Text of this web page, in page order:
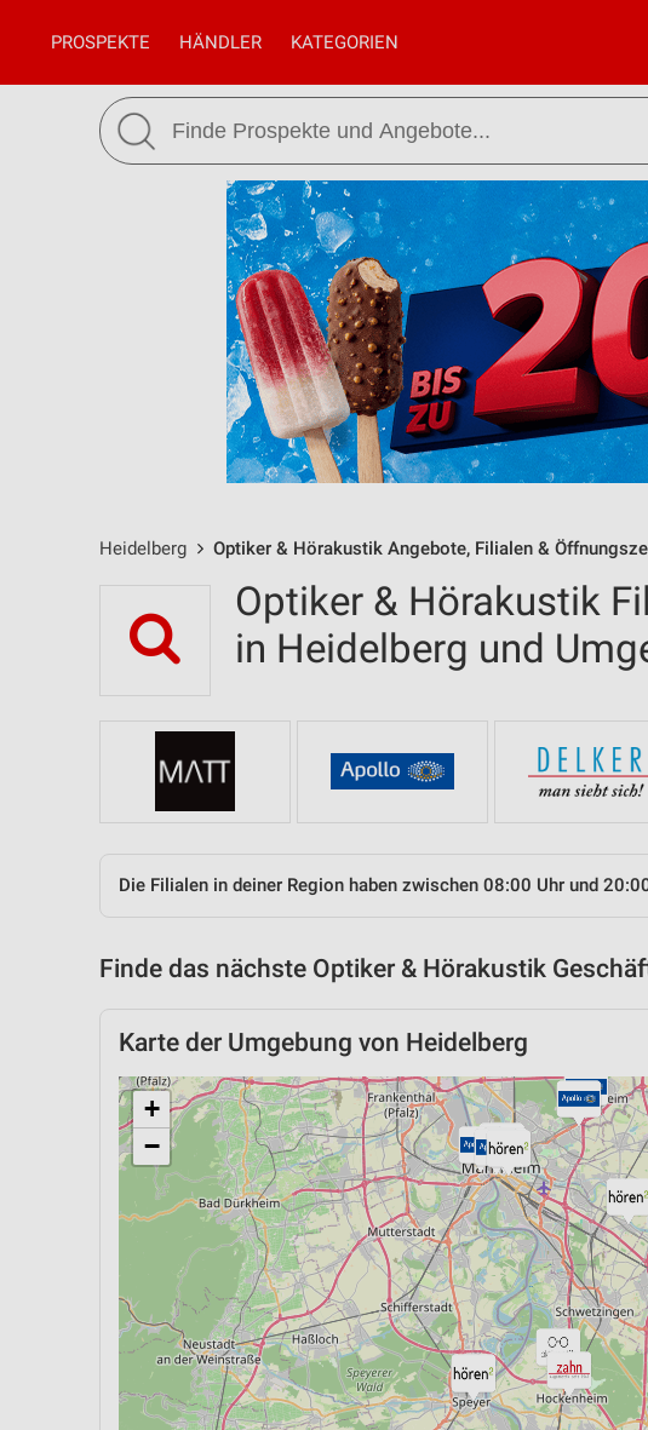
PROSPEKTE HÄNDLER KATEGORIEN
Heidelberg Optiker & Hörakustik Angebote, Filialen &
Optiker & Hörakustik
in Heidelberg und
Die Filialen in deiner Region haben zwischen 08:00 Uhr und
Finde das nächste Optiker & Hörakustik
Karte der Umgebung von Heidelberg
+
−